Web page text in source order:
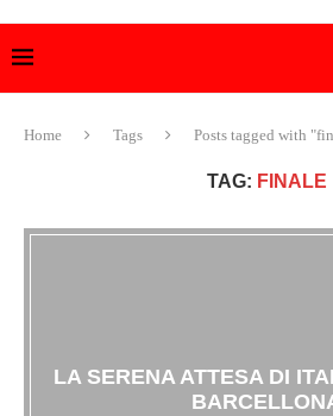
Home Tags Posts tagged with
TAG: FINALE
LA SERENA ATTESA DI